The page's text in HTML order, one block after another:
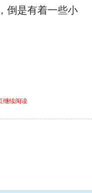
倒是有着一些小
继续阅读